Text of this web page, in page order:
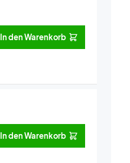
In den Warenkorb
In den Warenkorb